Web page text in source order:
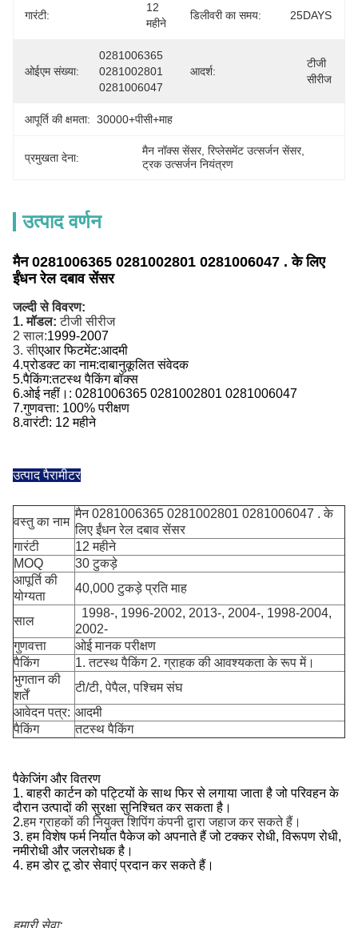
गारंटी:
12
महीने
डिलीवरी का समय: 25DAYS
ओईएम संख्या:
0281006365
0281002801
0281006047
आदर्श:
टीजी
सीरीज
आपूर्ति की क्षमता: 30000+पीसी+माह
प्रमुखता देना:
मैन नॉक्स सेंसर, रिप्लेसमेंट उत्सर्जन सेंसर,
ट्रक उत्सर्जन नियंत्रण
उत्पाद वर्णन
मैन 0281006365 0281002801 0281006047 . के लिए
ईंधन रेल दबाव सेंसर
जल्दी से विवरण:
1. मॉडल: टीजी सीरीज
2 साल:1999-2007
3. सीएआर फिटमेंट:आदमी
4.प्रोडक्ट का नाम:दाबानुकूलित संवेदक
5.पैकिंग:तटस्थ पैकिंग बॉक्स
6.ओई नहीं। : 0281006365 0281002801 0281006047
7.गुणवत्ता: 100% परीक्षण
8.वारंटी: 12 महीने
उत्पाद पैरामीटर
वस्तु का नाम
मैन 0281006365 0281002801 0281006047 . के
लिए ईंधन रेल दबाव सेंसर
गारंटी
12 महीने
MOQ
30 टुकड़े
आपूर्ति की
योग्यता
40,000 टुकड़े प्रति माह
साल
1998-, 1996-2002, 2013-, 2004-, 1998-2004,
2002-
गुणवत्ता
ओई मानक परीक्षण
पैकिंग
1. तटस्थ पैकिंग 2. ग्राहक की आवश्यकता के रूप में।
भुगतान की
शर्तें
टी/टी, पेपैल, पश्चिम संघ
आवेदन पत्र: आदमी
पैकिंग
तटस्थ पैकिंग
पैकेजिंग और वितरण
1. बाहरी कार्टन को पट्टियों के साथ फिर से लगाया जाता है जो परिवहन के
दौरान उत्पादों की सुरक्षा सुनिश्चित कर सकता है।
2.हम ग्राहकों की नियुक्त शिपिंग कंपनी द्वारा जहाज कर सकते हैं।
3. हम विशेष फर्म निर्यात पैकेज को अपनाते हैं जो टक्कर रोधी, विरूपण रोधी,
नमीरोधी और जलरोधक है।
4. हम डोर टू डोर सेवाएं प्रदान कर सकते हैं।
हमारी सेवा: